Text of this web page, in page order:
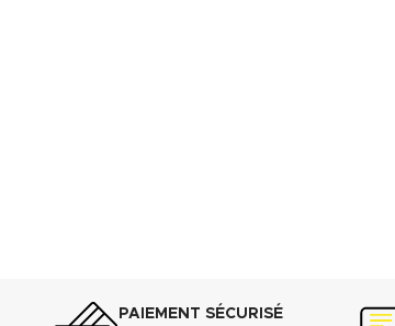
PAIEMENT SÉCURISÉ